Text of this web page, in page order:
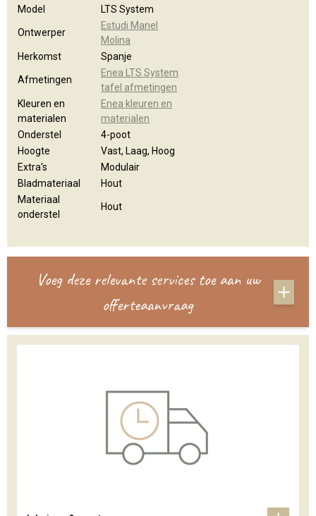
Model
LTS System
Ontwerper
Estudi Manel
Molina
Herkomst
Spanje
Afmetingen
Enea LTS System
tafel afmetingen
Kleuren en
materialen
Enea kleuren en
materialen
Onderstel
4-poot
Hoogte
Vast, Laag, Hoog
Extra's
Modulair
Bladmateriaal
Hout
Materiaal
onderstel
Hout
Voeg deze relevante services toe aan uw
offerteaanvraag